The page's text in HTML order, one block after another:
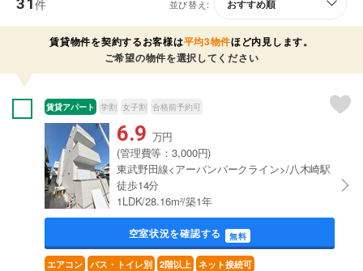
件 並び替え:
賃貸物件を契約するお客様は平均3物件ほど内見します。
ご希望の物件を選択してください
賃貸アパート 学割 女子割 合格前予約可
6.9 万円
(管理費等：3,000円)
東武野田線<アーバンパークライン>/八木崎駅
徒歩14分
1LDK/28.16m²/築1年
空室状況を確認する 無料
エアコン バス・トイレ別 2階以上 ネット接続可